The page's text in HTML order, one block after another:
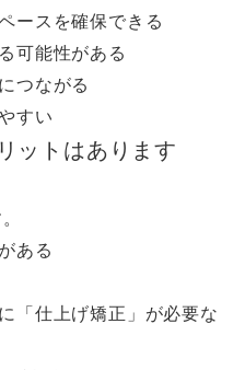
ースを確保できる
可能性がある
つながる
すい
ットはあります
ある
「仕上げ矯正」が必要な